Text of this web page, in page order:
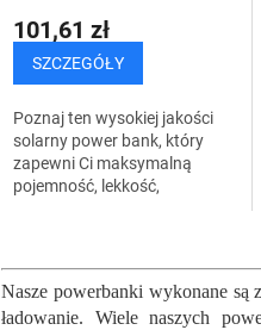
101,61 zł
SZCZEGÓŁY
Poznaj ten wysokiej jakości
solarny power bank, który
zapewni Ci maksymalną
pojemność, lekkość,
Nasze powerbanki wykonane są
ładowanie. Wiele naszych